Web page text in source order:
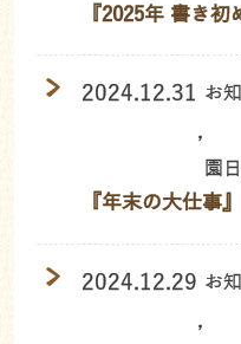
『2025年 書き初
2024.12.31 お
,
園
『年末の大仕事
2024.12.29 お
,